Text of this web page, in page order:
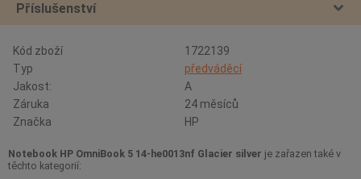
Příslušenství
Kód zboží
1722139
Typ
předváděcí
Jakost:
A
Záruka
24 měsíců
Značka
HP
Notebook HP OmniBook 5 14-he0013nf Glacier silver je zařazen také v
těchto kategorií: